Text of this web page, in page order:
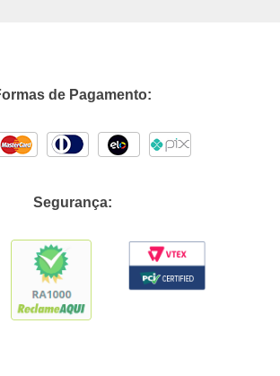
de Pagamento:
Segurança: